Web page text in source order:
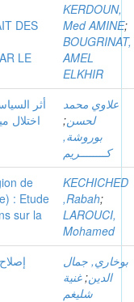
DES
LE
KERDOUN,
Med AMINE;
BOUGRINAT,
AMEL
ELKHIR
أثر
اختلال
علاوي محمد
لحسن;
بوروشة,
كــــــــريم
de
: Etude
sur la
KECHICHED
,Rabah;
LAROUCI,
Mohamed
بوخاري, جمال
الدين;غنية
شليغم